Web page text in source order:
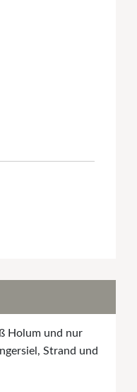
Holum und nur
Strand und